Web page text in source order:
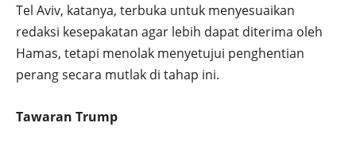
Tel Aviv, katanya, terbuka untuk menyesuaikan
redaksi kesepakatan agar lebih dapat diterima oleh
Hamas, tetapi menolak menyetujui penghentian
perang secara mutlak di tahap ini.
Tawaran Trump